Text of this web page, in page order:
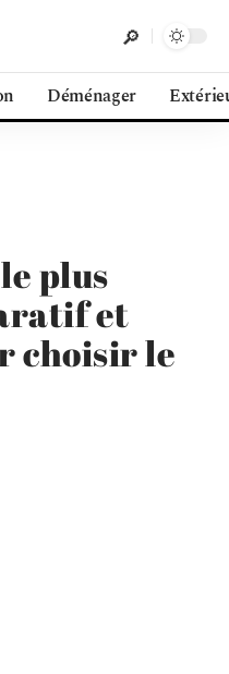
Déménager
plus
et
choisir le